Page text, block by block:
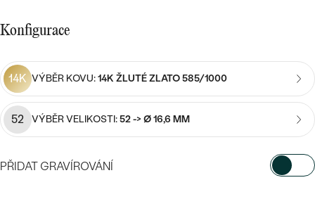
CENOVĚ DOSTUPNÉ
LUXUSNÍ
MOISSANIT
BAREVNÝ DIAMANT
STŘÍBRO
PLATINA
DLE KAMENE
S DRAHOKAMY
S PERLAMI
DLE CENY
S DIAMANTY
S DRAHOKAMY
DLE DRAHOKAMU
S DIAMANTY
S DRAHOKAMY
S PERLAMI
DLE CENY
Konfigurace
14K VÝBĚR KOVU:14K ŽLUTÉ ZLATO 585/1000
52 VÝBĚR VELIKOSTI:52 -> Ø 16,6 MM
PŘIDAT GRAVÍROVÁNÍ